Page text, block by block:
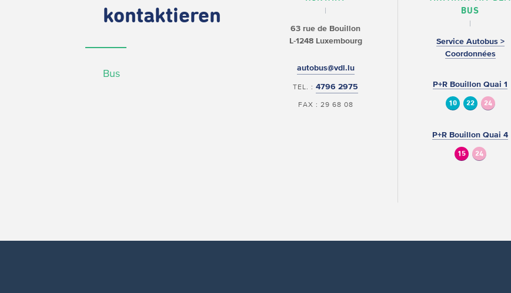
kontaktieren
Bus
63 rue de Bouillon
L-1248 Luxembourg
autobus@vdl.lu
TEL. :4796 2975
FAX : 29 68 08
BUS
Service Autobus >
Coordonnées
P+R Bouillon Quai 1
10 22 24
P+R Bouillon Quai 4
15 24